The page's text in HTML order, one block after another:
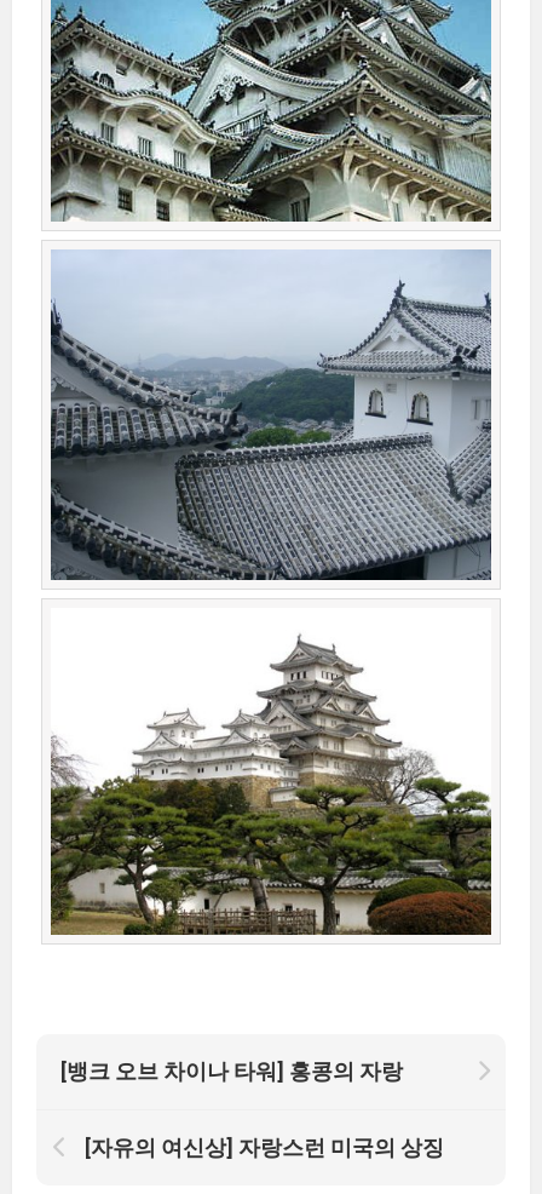
[뱅크 오브 차이나 타워] 홍콩의 자랑
[자유의 여신상] 자랑스런 미국의 상징